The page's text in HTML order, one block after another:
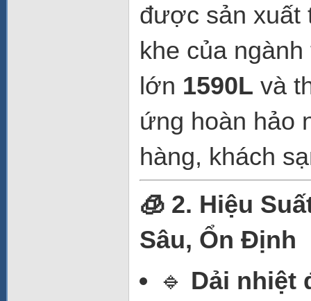
được sản xuất
khe của
lớn 1590L và
ứng hoàn hảo
hàng, khách
🧊 2. Hiệu
Sâu, Ổn Định
🔹 Dải nhiệt